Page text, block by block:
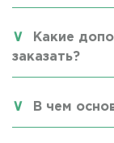
Какие
заказать?
В чем